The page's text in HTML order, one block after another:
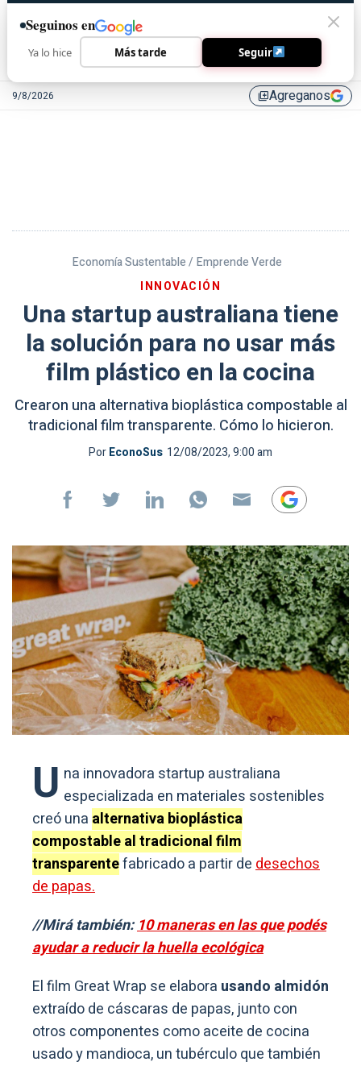
9/8/2026 library_addAgreganos
Economía Sustentable / Emprende Verde
INNOVACIÓN
Una startup australiana tiene
la solución para no usar más
film plástico en la cocina
Crearon una alternativa bioplástica compostable al
tradicional film transparente. Cómo lo hicieron.
PorEconoSus 12/08/2023, 9:00 am
U na innovadora startup australiana
especializada en materiales sostenibles
creó una alternativa bioplástica
compostable al tradicional film
transparentefabricado a partir dedesechos
de papas.
//Mirá también:10 maneras en las que podés
ayudar a reducir la huella ecológica
El film Great Wrap se elabora usando almidón
extraído de cáscaras de papas, junto con
otros componentes como aceite de cocina
usado y mandioca, un tubérculo que también
Seguinos en
Ya lo hice Más tarde Seguir